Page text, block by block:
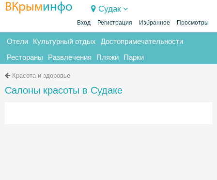
ВКрыминфо Судак
Вход Регистрация Избранное Просмотры
Отели Культурный отдых Достопримечательности
Рестораны Развлечения Пляжи Парки
Красота и здоровье
Салоны красоты в Судаке